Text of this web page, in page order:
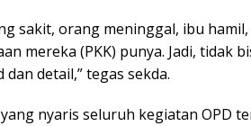
sakit, orang meninggal, ibu
mereka (PKK) punya. Jadi, tidak
detail,” tegas sekda.
nyaris seluruh kegiatan OPD